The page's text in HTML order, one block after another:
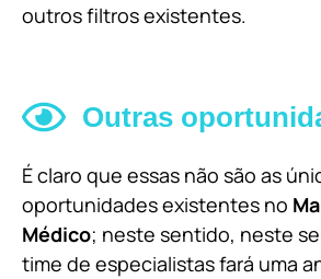
outros filtros existentes.
Outras
É claro que essas não são as
oportunidades existentes no
Médico; neste sentido, neste
time de especialistas fará uma